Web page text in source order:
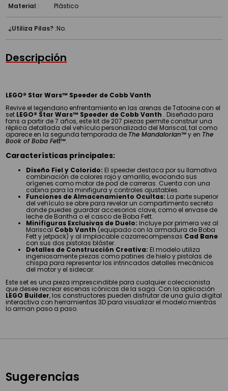
Material : Plástico
¿Utiliza Pilas? :No.
Descripción
LEGO® Star Wars™ Speeder de Cobb Vanth
Revive el legendario enfrentamiento en las arenas de Tatooine con el
set LEGO® Star Wars™ Speeder de Cobb Vanth . Diseñado para
fans a partir de 7 años, este kit de 207 piezas permite construir una
réplica detallada del vehículo personalizado del Mariscal, tal como
aparece en la segunda temporada de The Mandalorian™y en The
Book of Boba Fett™.
Características principales:
Diseño Fiel y Colorido: El speeder destaca por su llamativa
combinación de colores rojo y amarillo, evocando sus
orígenes como motor de pod de carreras. Cuenta con una
cabina para la minifigura y controles ajustables.
Funciones de Almacenamiento Ocultas: La parte superior
del vehículo se abre para revelar un compartimento secreto
donde puedes guardar accesorios clave, como el envase de
leche de Bantha o el casco de Boba Fett.
Minifiguras Exclusivas de Duelo: Incluye por primera vez al
Mariscal Cobb Vanth (equipado con la armadura de Boba
Fett y jetpack) y al implacable cazarrecompensas Cad Bane
con sus dos pistolas bláster.
Detalles de Construcción Creativa: El modelo utiliza
ingeniosamente piezas como patines de hielo y pistolas de
chispa para representar los intrincados detalles mecánicos
del motor y el sidecar.
Este set es una pieza imprescindible para cualquier coleccionista
que desee recrear escenas icónicas de la saga. Con la aplicación
LEGO Builder, los constructores pueden disfrutar de una guía digital
interactiva con herramientas 3D para visualizar el modelo mientras
lo arman paso a paso.
Sugerencias